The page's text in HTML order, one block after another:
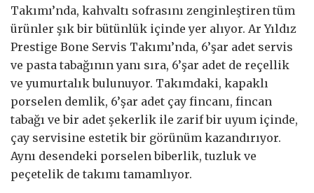
Takımı’nda, kahvaltı sofrasını zenginleştiren tüm
ürünler şık bir bütünlük içinde yer alıyor. Ar Yıldız
Prestige Bone Servis Takımı’nda, 6’şar adet servis
ve pasta tabağının yanı sıra, 6’şar adet de reçellik
ve yumurtalık bulunuyor. Takımdaki, kapaklı
porselen demlik, 6’şar adet çay fincanı, fincan
tabağı ve bir adet şekerlik ile zarif bir uyum içinde,
çay servisine estetik bir görünüm kazandırıyor.
Aynı desendeki porselen biberlik, tuzluk ve
peçetelik de takımı tamamlıyor.